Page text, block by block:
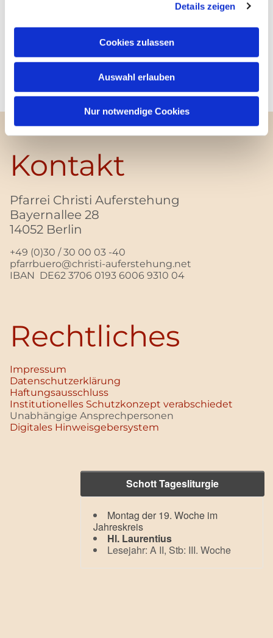
Details zeigen
Cookies zulassen
Auswahl erlauben
Nur notwendige Cookies
Kontakt
Pfarrei Christi Auferstehung
Bayernallee 28
14052 Berlin
+49 (0)30 / 30 00 03 -40
pfarrbuero@christi-auferstehung.net
IBAN DE62 3706 0193 6006 9310 04
Rechtliches
Impressum
Datenschutz­erklärung
Haftungsausschluss
Institutionelles Schutzkonzept verabschiedet
Unabhängige Ansprechpersonen
Digitales Hinweisgebersystem
Schott Tagesliturgie
Montag der 19. Woche im
Jahreskreis
Hl. Laurentius
Lesejahr: A II, Stb: III. Woche